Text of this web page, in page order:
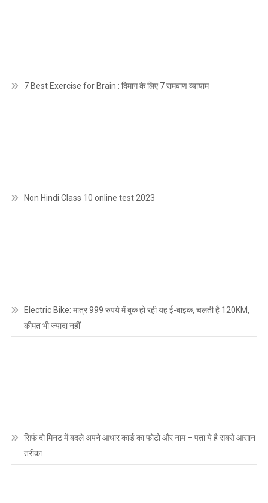
7 Best Exercise for Brain : दिमाग के लिए 7 रामबाण व्यायाम
Non Hindi Class 10 online test 2023
Electric Bike: मात्र 999 रुपये में बुक हो रही यह ई-बाइक, चलती है 120KM,
कीमत भी ज्यादा नहीं
सिर्फ दो मिनट में बदले अपने आधार कार्ड का फोटो और नाम – पता ये है सबसे आसान
तरीका